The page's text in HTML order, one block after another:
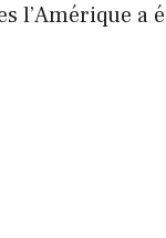
l’Amérique a